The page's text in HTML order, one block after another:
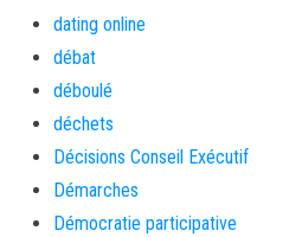
dating online
débat
déboulé
déchets
Décisions Conseil Exécutif
Démarches
Démocratie participative